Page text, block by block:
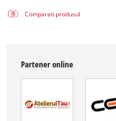
Comparati produsul
Partener online